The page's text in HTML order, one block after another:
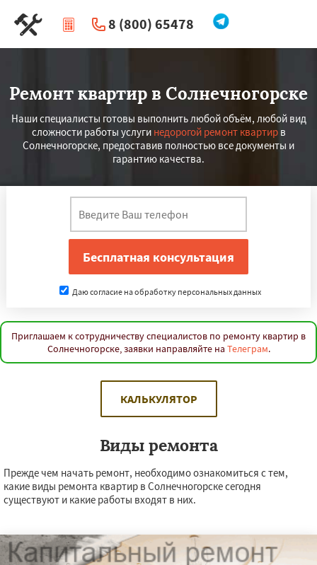
8 (800) 65478
| Перезвоните мне
Ремонт квартир в Солнечногорске
Наши специалисты готовы выполнить любой объём, любой вид
сложности работы услуги недорогой ремонт квартирв
Солнечногорске, предоставив полностью все документы и
гарантию качества.
Даю согласие на обработку персональных данных
Приглашаем к сотрудничеству специалистов по ремонту квартир в
Солнечногорске, заявки направляйте на Телеграм.
КАЛЬКУЛЯТОР
Виды ремонта
Прежде чем начать ремонт, необходимо ознакомиться с тем,
какие виды ремонта квартир в Солнечногорске сегодня
существуют и какие работы входят в них.